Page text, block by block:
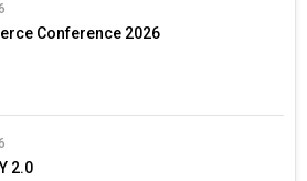
Conference 2026
2.0